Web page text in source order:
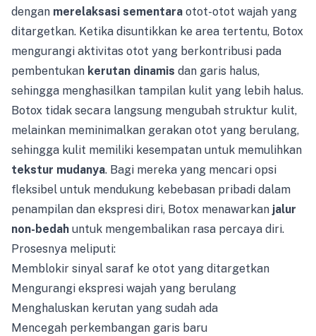
dengan merelaksasi sementara otot-otot wajah yang
ditargetkan. Ketika disuntikkan ke area tertentu, Botox
mengurangi aktivitas otot yang berkontribusi pada
pembentukan kerutan dinamis dan garis halus,
sehingga menghasilkan tampilan kulit yang lebih halus.
Botox tidak secara langsung mengubah struktur kulit,
melainkan meminimalkan gerakan otot yang berulang,
sehingga kulit memiliki kesempatan untuk memulihkan
tekstur mudanya. Bagi mereka yang mencari opsi
fleksibel untuk mendukung kebebasan pribadi dalam
penampilan dan ekspresi diri, Botox menawarkan jalur
non-bedah untuk mengembalikan rasa percaya diri.
Prosesnya meliputi:
Memblokir sinyal saraf ke otot yang ditargetkan
Mengurangi ekspresi wajah yang berulang
Menghaluskan kerutan yang sudah ada
Mencegah perkembangan garis baru